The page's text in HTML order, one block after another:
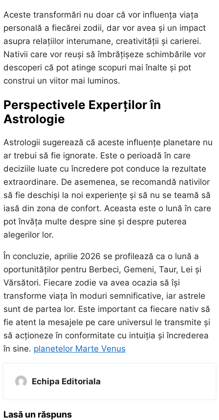
Aceste transformări nu doar că vor influența viața
personală a fiecărei zodii, dar vor avea și un impact
asupra relațiilor interumane, creativității și carierei.
Nativii care vor reuși să îmbrățișeze schimbările vor
descoperi că pot atinge scopuri mai înalte și pot
construi un viitor mai luminos.
Perspectivele Experților în
Astrologie
Astrologii sugerează că aceste influențe planetare nu
ar trebui să fie ignorate. Este o perioadă în care
deciziile luate cu încredere pot conduce la rezultate
extraordinare. De asemenea, se recomandă nativilor
să fie deschiși la noi experiențe și să nu se teamă să
iasă din zona de confort. Aceasta este o lună în care
pot învăța multe despre sine și despre puterea
alegerilor lor.
În concluzie, aprilie 2026 se profilează ca o lună a
oportunităților pentru Berbeci, Gemeni, Taur, Lei și
Vărsători. Fiecare zodie va avea ocazia să își
transforme viața în moduri semnificative, iar astrele
sunt de partea lor. Este important ca fiecare nativ să
fie atent la mesajele pe care universul le transmite și
să acționeze în conformitate cu intuiția și încrederea
în sine. planetelor Marte Venus
Echipa Editoriala
Lasă un răspuns